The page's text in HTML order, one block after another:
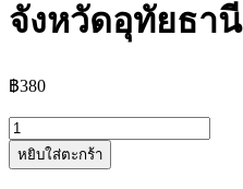
จังหวัดอุทัยธานี
฿380
จำนวน
แนว
หยิบใส่ตะกร้า